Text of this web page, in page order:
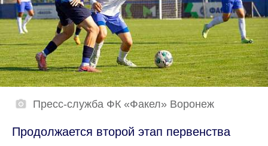
Пресс-служба ФК «Факел» Воронеж
Продолжается второй этап первенства